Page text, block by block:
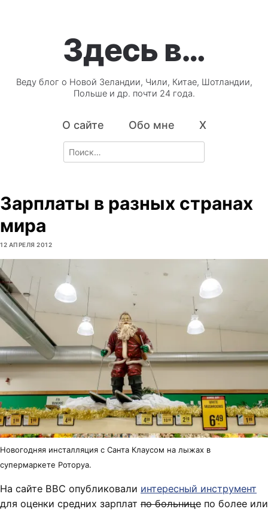
Здесь в…
Веду блог о Новой Зеландии, Чили, Китае, Шотландии,
Польше и др. почти 24 года.
О сайте Обо мне X
Search
for:
Зарплаты в разных странах
мира
12 АПРЕЛЯ 2012
Новогодняя инсталляция с Санта Клаусом на лыжах в
супермаркете Роторуа.
На сайте BBC опубликовали интересный инструмент
для оценки средних зарплат по больнице по более или